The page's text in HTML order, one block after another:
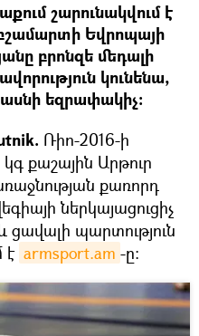
շարունակվում է
Եվրոպայի
բրոնզե մեդալի
կունենա,
եզրափակիչ։
Ռիո-2016-ի
քաշային Արթուր
քառորդ
ներկայացուցիչ
ցավալի պարտություն
է armsport.am -ը: